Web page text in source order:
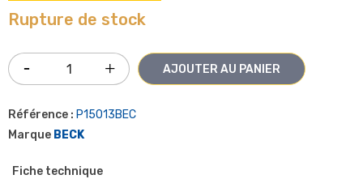
Rupture de stock
AJOUTER AU PANIER
Référence : P15013BEC
Marque BECK
Fiche technique